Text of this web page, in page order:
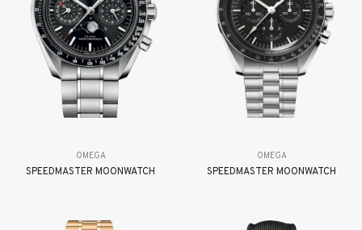
OMEGA
SPEEDMASTER MOONWATCH
OMEGA
SPEEDMASTER MOONWATCH